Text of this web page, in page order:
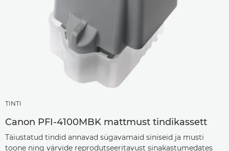
TINTI
Canon PFI-4100MBK mattmust tindikassett
Täiustatud tindid annavad sügavamaid siniseid ja musti
toone ning värvide reprodutseeritavust sinakastumedates